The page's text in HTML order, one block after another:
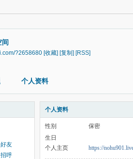
间
?2658680 [收藏] [复制] [RSS]
个人资料
友
呼
个人资料
性别
保密
生日
个人主页
https://